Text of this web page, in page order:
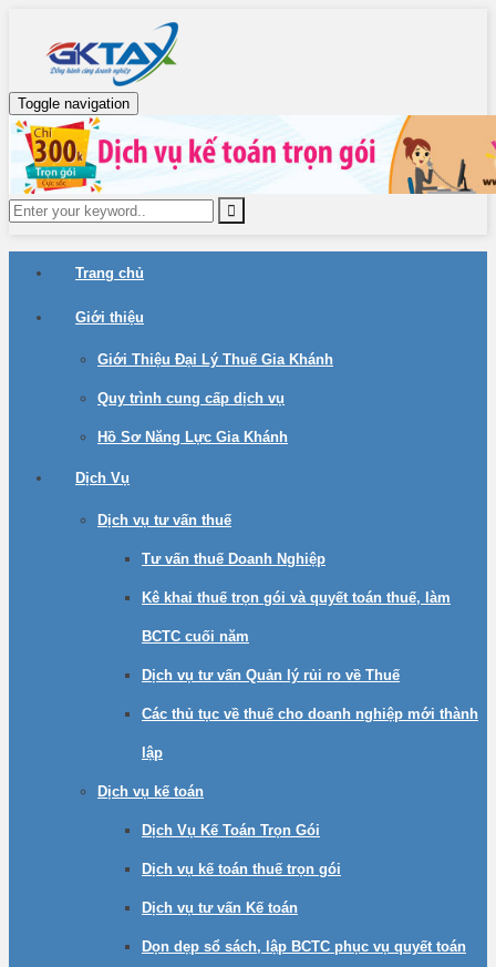
Toggle navigation
Trang chủ
Giới thiệu
Giới Thiệu Đại Lý Thuế Gia Khánh
Quy trình cung cấp dịch vụ
Hồ Sơ Năng Lực Gia Khánh
Dịch Vụ
Dịch vụ tư vấn thuế
Tư vấn thuế Doanh Nghiệp
Kê khai thuế trọn gói và quyết toán thuế, làm
BCTC cuối năm
Dịch vụ tư vấn Quản lý rủi ro về Thuế
Các thủ tục về thuế cho doanh nghiệp mới thành
lập
Dịch vụ kế toán
Dịch Vụ Kế Toán Trọn Gói
Dịch vụ kế toán thuế trọn gói
Dịch vụ tư vấn Kế toán
Dọn dẹp sổ sách, lập BCTC phục vụ quyết toán